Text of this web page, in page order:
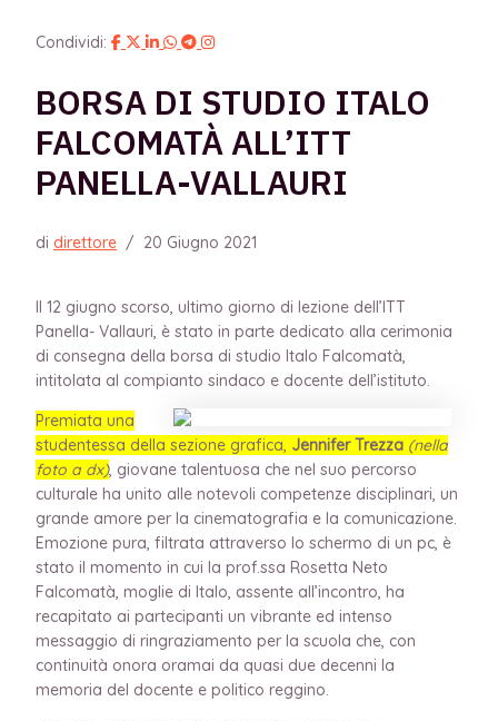
Condividi:
BORSA DI STUDIO ITALO
FALCOMATÀ ALL’ITT
PANELLA-VALLAURI
di direttore / 20 Giugno 2021
Il 12 giugno scorso, ultimo giorno di lezione dell’ITT
Panella- Vallauri, è stato in parte dedicato alla cerimonia
di consegna della borsa di studio Italo Falcomatà,
intitolata al compianto sindaco e docente dell’istituto.
Premiata una
studentessa della sezione grafica, Jennifer Trezza (nella
foto a dx), giovane talentuosa che nel suo percorso
culturale ha unito alle notevoli competenze disciplinari, un
grande amore per la cinematografia e la comunicazione.
Emozione pura, filtrata attraverso lo schermo di un pc, è
stato il momento in cui la prof.ssa Rosetta Neto
Falcomatà, moglie di Italo, assente all’incontro, ha
recapitato ai partecipanti un vibrante ed intenso
messaggio di ringraziamento per la scuola che, con
continuità onora oramai da quasi due decenni la
memoria del docente e politico reggino.